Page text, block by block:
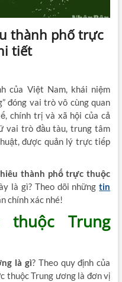
thành phố trực
tiết
của Việt Nam, khái niệm
đóng vai trò vô cùng quan
chính trị và xã hội của cả
vai trò đầu tàu, trung tâm
được quản lý trực tiếp
thành phố trực thuộc
là gì? Theo dõi nhữngtin
chính xác nhé!
Trung
là gì? Theo quy định của
thuộc Trung ương là đơn vị